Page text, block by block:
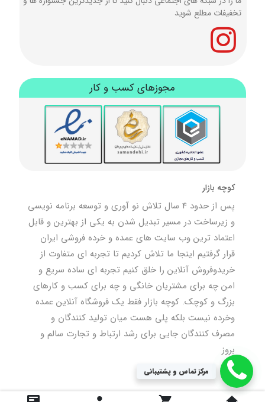
مرکز تماس و پشتیبانی
تخفیفات مطلع شوید
مجوزهای کسب و کار
کوچه بازار
پس از حدود 4 سال تلاش نو آوری و توسعه برنامه نویسی
و زیرساخت در مسیر تبدیل شدن به یکی از بهترین و قابل
اعتماد ترین وب سایت های عمده و خرده فروشی ایران
قرار گرفتیم اینجا ما تلاش کردیم تا تجربه ای متفاوت از
خریدوفروش آنلاین را خلق کنیم تجربه ای ساده سریع و
امن چه برای مشتریان خانگی و چه برای کسب و کارهای
بزرگ و کوچک. کوچه بازار فقط یک فروشگاه آنلاین عمده
وخرده نیست بلکه پلی هست میان تولید کنندگان و
مصرف کنندگان جایی برای رشد ارتباط و تجارت سالم و
بروز